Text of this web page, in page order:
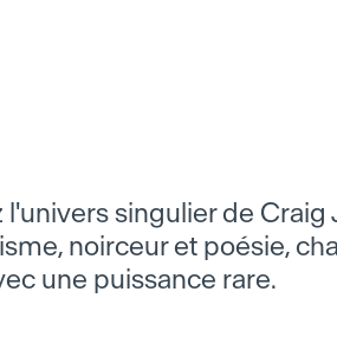
singulier de Craig
noirceur et poésie,
une puissance rare.